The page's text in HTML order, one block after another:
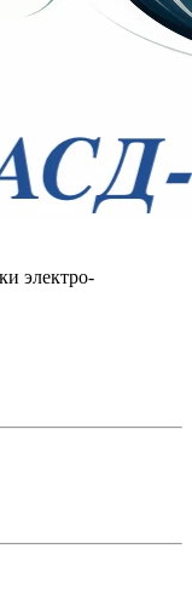
электро-